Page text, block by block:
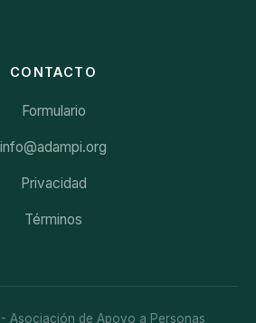
CONTACTO
Formulario
info@adampi.org
Privacidad
Términos
Asociación de Apoyo a Personas